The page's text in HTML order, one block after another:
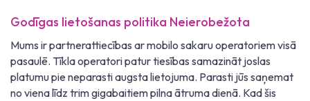
Godīgas lietošanas politika Neierobežota
Mums ir partnerattiecības ar mobilo sakaru operatoriem visā
pasaulē. Tīkla operatori patur tiesības samazināt joslas
platumu pie neparasti augsta lietojuma. Parasti jūs saņemat
no viena līdz trim gigabaitiem pilna ātruma dienā. Kad šis